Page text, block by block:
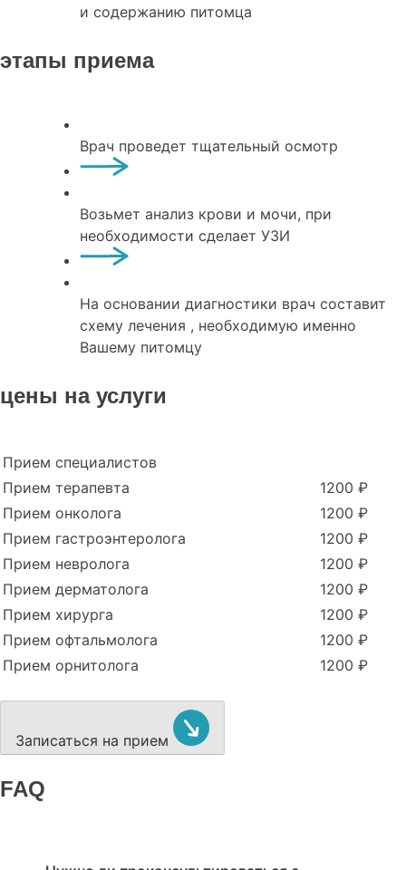
и содержанию питомца
этапы приема
Врач проведет тщательный осмотр
Возьмет анализ крови и мочи, при
необходимости сделает УЗИ
На основании диагностики врач составит
схему лечения , необходимую именно
Вашему питомцу
цены на услуги
Прием специалистов
Прием терапевта
1200 ₽
Прием онколога
1200 ₽
Прием гастроэнтеролога
1200 ₽
Прием невролога
1200 ₽
Прием дерматолога
1200 ₽
Прием хирурга
1200 ₽
Прием офтальмолога
1200 ₽
Прием орнитолога
1200 ₽
Записаться на прием
FAQ